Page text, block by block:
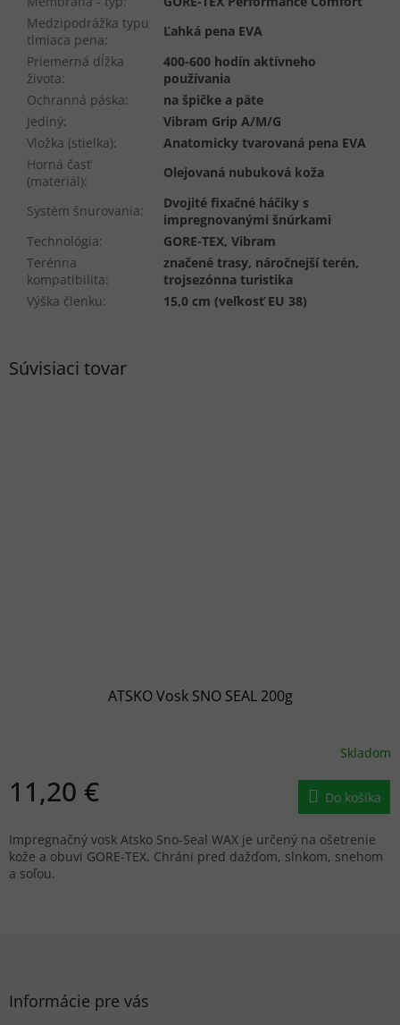
Súvisiaci tovar
ATSKO Vosk SNO SEAL 200g
Skladom
11,20 € Do košíka
Impregnačný vosk Atsko Sno-Seal WAX je určený na ošetrenie
kože a obuvi GORE-TEX. Chráni pred dažďom, slnkom, snehom
a soľou.
Medzipodrážka typu
tlmiaca pena:
Ľahká pena EVA
Priemerná dĺžka
života:
400-600 hodín aktívneho
používania
Ochranná páska:
na špičke a päte
Jediný:
Vibram Grip A/M/G
Vložka (stielka):
Anatomicky tvarovaná pena EVA
Horná časť
(materiál):
Olejovaná nubuková koža
Systém šnurovania:
Dvojité fixačné háčiky s
impregnovanými šnúrkami
Technológia:
GORE-TEX, Vibram
Terénna
kompatibilita:
značené trasy, náročnejší terén,
trojsezónna turistika
Výška členku: 15,0 cm (veľkosť EU 38)
Informácie pre vás